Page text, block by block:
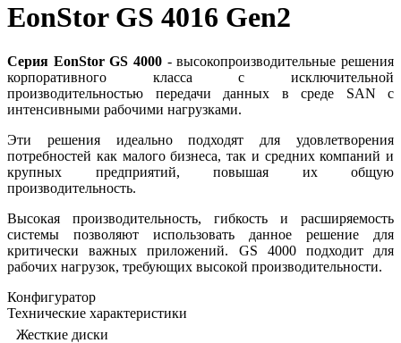
EonStor GS 4016 Gen2
Серия EonStor GS 4000 - высокопроизводительные решения
корпоративного класса с исключительной
производительностью передачи данных в среде SAN с
интенсивными рабочими нагрузками.
Эти решения идеально подходят для удовлетворения
потребностей как малого бизнеса, так и средних компаний и
крупных предприятий, повышая их общую
производительность.
Высокая производительность, гибкость и расширяемость
системы позволяют использовать данное решение для
критически важных приложений. GS 4000 подходит для
рабочих нагрузок, требующих высокой производительности.
Конфигуратор
Технические характеристики
Жесткие диски